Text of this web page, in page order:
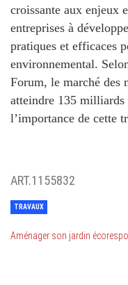
croissante aux enjeux
entreprises à
pratiques et efficaces
environnemental.
Forum, le marché des
atteindre 135
l’importance de cette
ART.1155832
TRAVAUX
Aménager son jardin